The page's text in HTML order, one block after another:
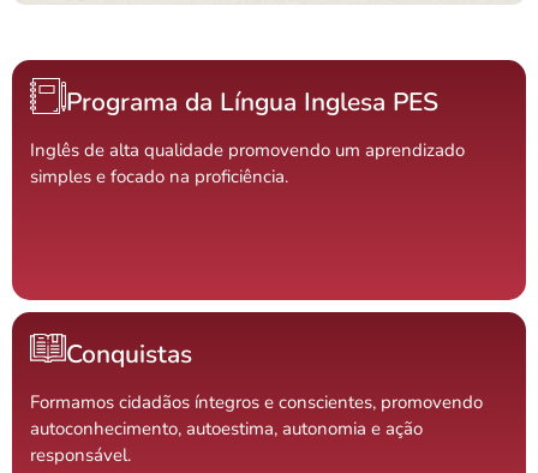
Programa da Língua Inglesa PES
Inglês de alta qualidade promovendo um aprendizado
simples e focado na proficiência.
Conquistas
Formamos cidadãos íntegros e conscientes, promovendo
autoconhecimento, autoestima, autonomia e ação
responsável.